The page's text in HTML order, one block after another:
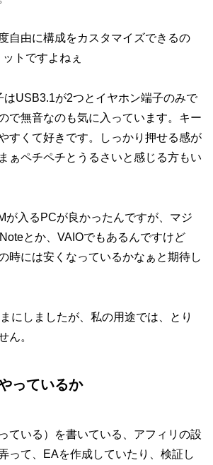
自由に構成をカスタマイズできるの
トですよねぇ
はUSB3.1が2つとイヤホン端子のみで
で無音なのも気に入っています。キー
すくて好きです。しっかり押せる感が
ぁペチペチとうるさいと感じる方もい
が入るPCが良かったんですが、マジ
とか、VAIOでもあるんですけど
時には安くなっているかなぁと期待し
にしましたが、私の用途では、とり
ん。
っているか
ている）を書いている、アフィリの設
って、EAを作成していたり、検証し